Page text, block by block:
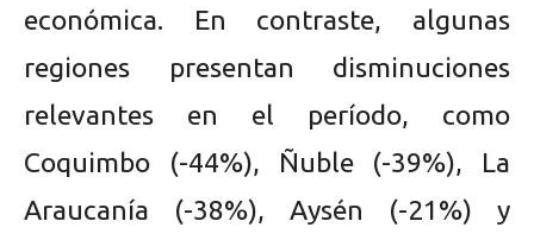
económica. En contraste, algunas
regiones presentan disminuciones
relevantes en el período, como
Coquimbo (-44%), Ñuble (-39%), La
Araucanía (-38%), Aysén (-21%) y